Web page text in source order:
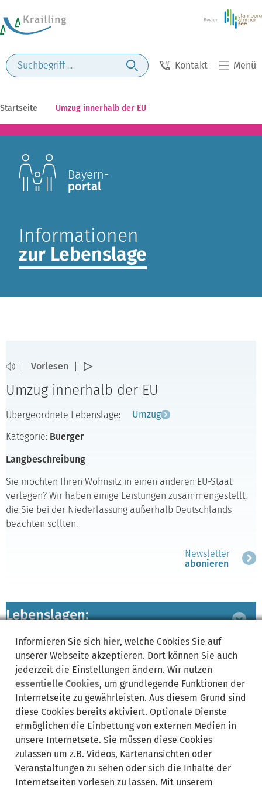
Kontakt Menü
Startseite Umzug innerhalb der EU
Bayern-
portal
Informationen
zur Lebenslage
Vorlesen
Umzug innerhalb der EU
Übergeordnete Lebenslage: Umzug
Kategorie: Buerger
Langbeschreibung
Sie möchten Ihren Wohnsitz in einen anderen EU-Staat
verlegen? Wir haben einige Leistungen zusammengestellt,
die Sie bei der Niederlassung außerhalb Deutschlands
beachten sollten.
Newsletter
abonieren
ausklappen
Lebenslagen:
Bereich
ausklappen
zugeordnete
Leistungen
Synonyme:
Umzug
Informieren Sie sich hier, welche Cookies Sie auf
unserer Webseite akzeptieren. Dort können Sie auch
jederzeit die Einstellungen ändern. Wir nutzen
essentielle Cookies, um grundlegende Funktionen der
Internetseite zu gewährleisten. Aus diesem Grund sind
diese Cookies bereits aktiviert. Optionale Dienste
ermöglichen die Einbettung von externen Medien in
unsere Internetsete. Sie müssen diese Cookies
zulassen um z.B. Videos, Kartenansichten oder
Veranstaltungen zu sehen oder sich die Inhalte der
Internetseiten vorlesen zu lassen. Mit unserem